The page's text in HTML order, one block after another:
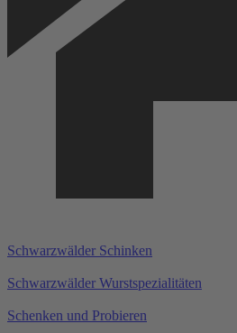
Schwarzwälder Schinken
Schwarzwälder Wurstspezialitäten
Schenken und Probieren